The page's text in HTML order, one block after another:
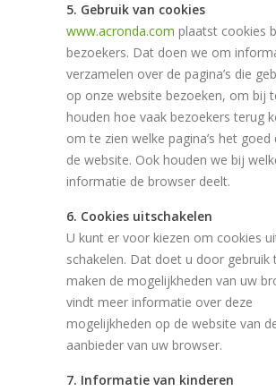
5. Gebruik van cookies
www.acronda.com plaatst cookies
bezoekers. Dat doen we om
verzamelen over de pagina’s die
op onze website bezoeken, om bij
houden hoe vaak bezoekers terug
om te zien welke pagina’s het goed
de website. Ook houden we bij
informatie de browser deelt.
6. Cookies uitschakelen
U kunt er voor kiezen om cookies
schakelen. Dat doet u door gebruik
maken de mogelijkheden van uw
vindt meer informatie over deze
mogelijkheden op de website van
aanbieder van uw browser.
7. Informatie van kinderen